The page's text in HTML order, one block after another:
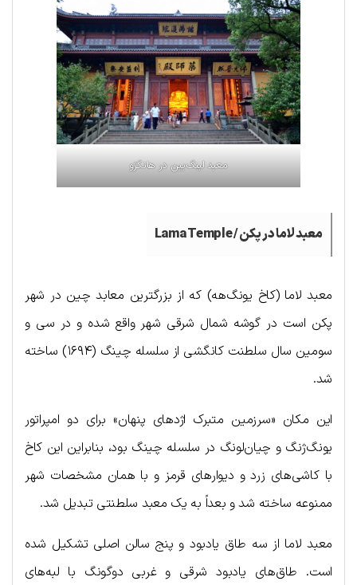
معبد لینگ‌یین در هانگژو
معبد لاما در پکن /Lama Temple
معبد لاما (کاخ یونگ‌هه) که از بزرگترین معابد چین در شهر
پکن است در گوشه شمال شرقی شهر واقع شده و در سی و
سومین سال سلطنت کانگشی از سلسله چینگ (۱۶۹۴) ساخته
شد.
این مکان «سرزمین متبرک اژدهای پنهان» برای دو امپراتور
یونگ‌ژنگ و چیان‌لونگ در سلسله چینگ بود، بنابراین این کاخ
با کاشی‌های زرد و دیوارهای قرمز و با همان مشخصات شهر
ممنوعه ساخته شد و بعداً به یک معبد سلطنتی تبدیل شد.
معبد لاما از سه طاق یادبود و پنج سالن اصلی تشکیل شده
است. طاق‌های یادبود شرقی و غربی دوگونگ با لبه‌های